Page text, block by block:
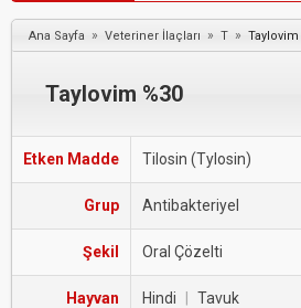
Ana Sayfa » Veteriner İlaçları » T » Taylovim
Taylovim %30
Etken Madde Tilosin (Tylosin)
Grup Antibakteriyel
Şekil Oral Çözelti
Hayvan Hindi Tavuk